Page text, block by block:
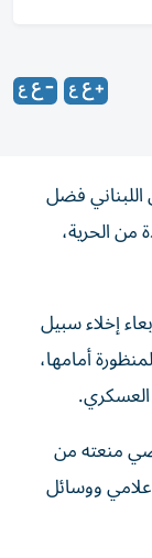
اللبناني فضل
الحرية،
إخلاء سبيل
أمامها،
العسكري.
منعته من
ووسائل